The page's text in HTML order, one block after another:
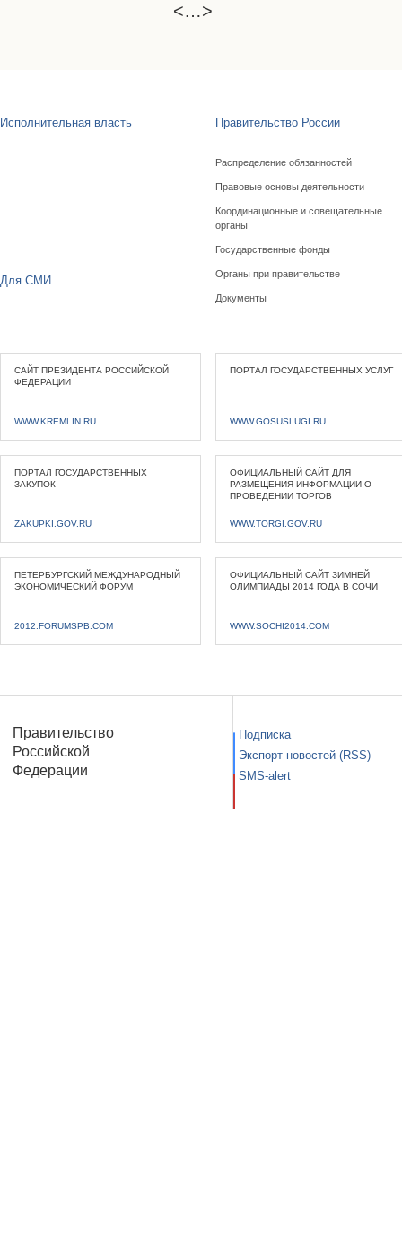
<…>
Исполнительная власть Правительство России
Распределение обязанностей
Правовые основы деятельности
Координационные и совещательные
органы
Государственные фонды
Органы при правительстве
Документы
Для СМИ
САЙТ ПРЕЗИДЕНТА РОССИЙСКОЙ
ФЕДЕРАЦИИ
WWW.KREMLIN.RU
ПОРТАЛ ГОСУДАРСТВЕННЫХ УСЛУГ
WWW.GOSUSLUGI.RU
ПОРТАЛ ГОСУДАРСТВЕННЫХ
ЗАКУПОК
ZAKUPKI.GOV.RU
ОФИЦИАЛЬНЫЙ САЙТ ДЛЯ
РАЗМЕЩЕНИЯ ИНФОРМАЦИИ О
ПРОВЕДЕНИИ ТОРГОВ
WWW.TORGI.GOV.RU
ПЕТЕРБУРГСКИЙ МЕЖДУНАРОДНЫЙ
ЭКОНОМИЧЕСКИЙ ФОРУМ
2012.FORUMSPB.COM
ОФИЦИАЛЬНЫЙ САЙТ ЗИМНЕЙ
ОЛИМПИАДЫ 2014 ГОДА В СОЧИ
WWW.SOCHI2014.COM
Правительство
Российской
Федерации
Подписка
Экспорт новостей (RSS)
SMS-alert